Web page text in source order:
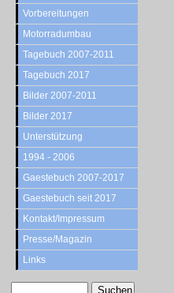
Vorbereitungen
Motorradumbau
Tagebuch 2007-2011
Tagebuch 2017
Bilder 2007-2011
Bilder 2017
Unterstützung
1994 - 2006
Gaestebuch 2007-2017
Gaestebuch seit 2017
Kontakt/Impressum
Presse/Magazin
Links